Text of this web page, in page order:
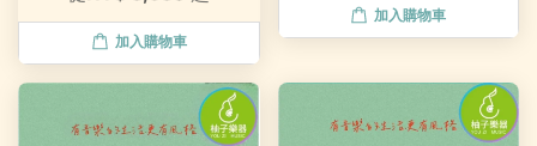
加入購物車
加入購物車